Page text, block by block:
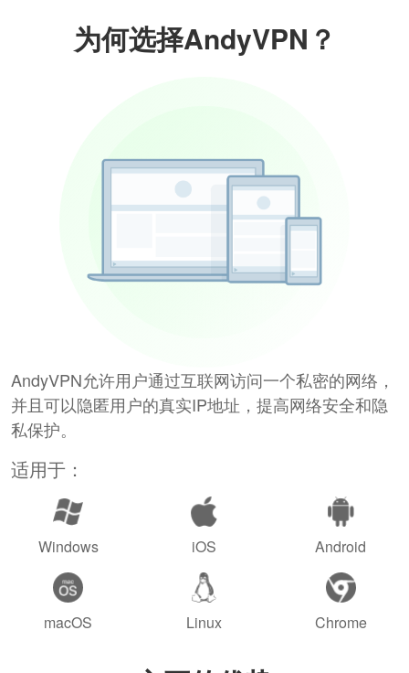
为何选择AndyVPN？
AndyVPN允许用户通过互联网访问一个私密的网络，
并且可以隐匿用户的真实IP地址，提高网络安全和隐
私保护。
适用于：
Windows iOS Android
macOS Linux Chrome